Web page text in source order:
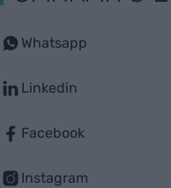
Whatsapp
Linkedin
Facebook
Instagram